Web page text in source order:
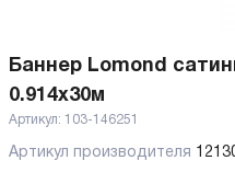
Баннер Lomond
0.914х30м
Артикул: 103-146251
Артикул производителя